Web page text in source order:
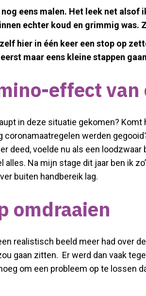
eens malen. Het leek net
echter koud en grimmig
hier in één keer een stop op
maar eens kleine stappen
effect
in deze situatie gekomen?
coronamaatregelen werden
deed, voelde nu als een
Na mijn stage dit jaar ben ik
buiten handbereik lag.
omdraaien
realistisch beeld meer had over
gaan zitten. Er werd dan vaak
om een probleem op te lossen